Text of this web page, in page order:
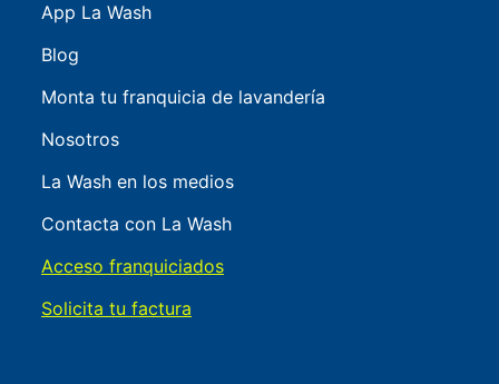
App La Wash
Blog
Monta tu franquicia de lavandería
Nosotros
La Wash en los medios
Contacta con La Wash
Acceso franquiciados
Solicita tu factura